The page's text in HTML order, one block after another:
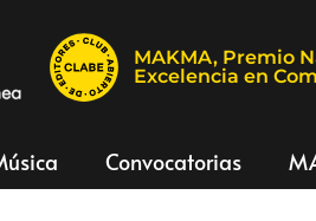
MAKMA, Premio
Excelencia en
Convocatorias